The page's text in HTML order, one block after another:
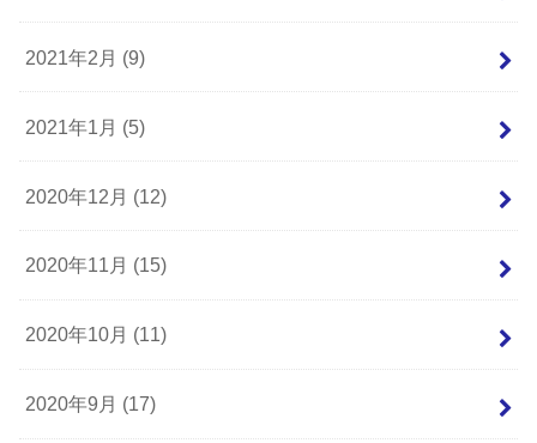
2021年2月 (9)
2021年1月 (5)
2020年12月 (12)
2020年11月 (15)
2020年10月 (11)
2020年9月 (17)